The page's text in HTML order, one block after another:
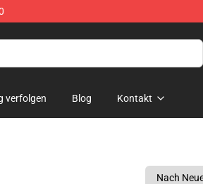
verfolgen Blog Kontakt